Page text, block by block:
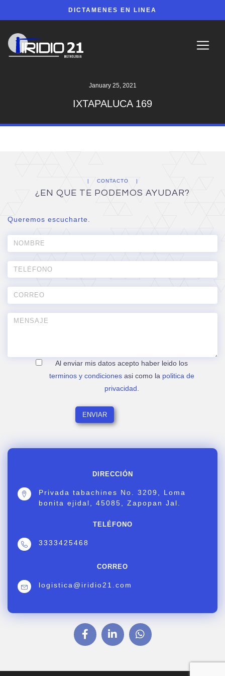
DICTAMENES EN LINEA
January 25, 2021
IXTAPALUCA 169
DIRECCIÓN
Privada tabachines No. 3209, Loma
bonita ejidal, 45085, Zapopan Jal.
TELÉFONO
3333425468
CORREO
logistica@iridio21.com
CONTACTO
¿EN QUE TE PODEMOS AYUDAR?
Queremos escucharte.
Al enviar mis datos acepto haber leido los
terminos y condicionesasi como la politica de
privacidad